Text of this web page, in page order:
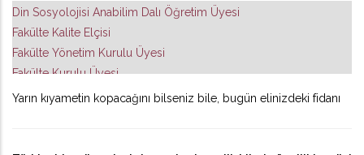
Din Sosyolojisi Anabilim Dalı Öğretim Üyesi
Fakülte Kalite Elçisi
Fakülte Yönetim Kurulu Üyesi
Fakülte Kurulu Üyesi
Yarın kıyametin kopacağını bilseniz bile, bugün elinizdeki fidanı